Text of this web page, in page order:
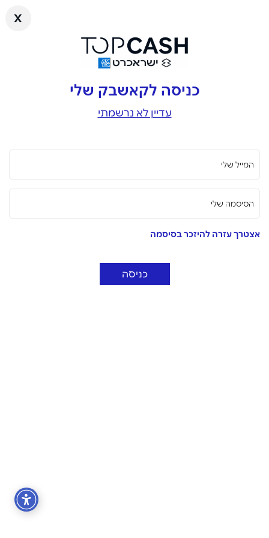
x
כניסה לקאשבק שלי
עדיין לא נרשמתי
המייל שלי
הסיסמה שלי
אצטרך עזרה להיזכר בסיסמה
כניסה